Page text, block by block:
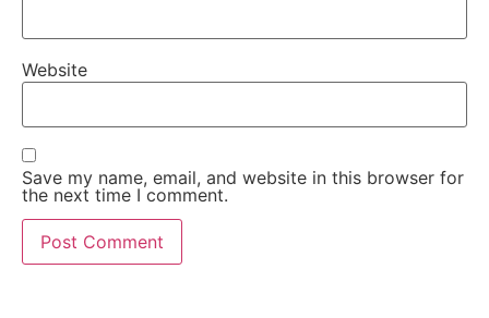
Website
Save my name, email, and website in this browser for
the next time I comment.